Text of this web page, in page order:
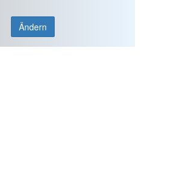
Ändern